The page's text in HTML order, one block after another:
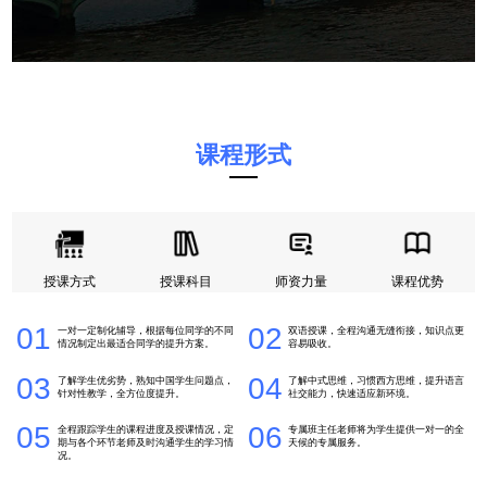
课程形式
授课方式 授课科目 师资力量 课程优势
01
一对一定制化辅导，根据每位同学的不同
情况制定出最适合同学的提升方案。
02
双语授课，全程沟通无缝衔接，知识点更
容易吸收。
03
了解学生优劣势，熟知中国学生问题点，
针对性教学，全方位度提升。
04
了解中式思维，习惯西方思维，提升语言
社交能力，快速适应新环境。
05
全程跟踪学生的课程进度及授课情况，定
期与各个环节老师及时沟通学生的学习情
况。
06
专属班主任老师将为学生提供一对一的全
天候的专属服务。